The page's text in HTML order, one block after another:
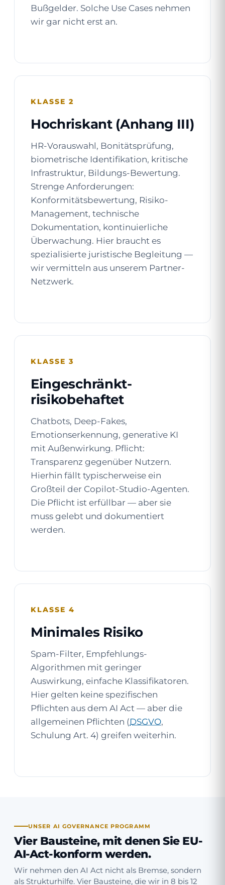
Bußgelder. Solche Use Cases nehmen
wir gar nicht erst an.
KLASSE 2
Hochriskant (Anhang III)
HR-Vorauswahl, Bonitätsprüfung,
biometrische Identifikation, kritische
Infrastruktur, Bildungs-Bewertung.
Strenge Anforderungen:
Konformitätsbewertung, Risiko-
Management, technische
Dokumentation, kontinuierliche
Überwachung. Hier braucht es
spezialisierte juristische Begleitung —
wir vermitteln aus unserem Partner-
Netzwerk.
KLASSE 3
Eingeschränkt-
risikobehaftet
Chatbots, Deep-Fakes,
Emotionserkennung, generative KI
mit Außenwirkung. Pflicht:
Transparenz gegenüber Nutzern.
Hierhin fällt typischerweise ein
Großteil der Copilot-Studio-Agenten.
Die Pflicht ist erfüllbar — aber sie
muss gelebt und dokumentiert
werden.
KLASSE 4
Minimales Risiko
Spam-Filter, Empfehlungs-
Algorithmen mit geringer
Auswirkung, einfache Klassifikatoren.
Hier gelten keine spezifischen
Pflichten aus dem AI Act — aber die
allgemeinen Pflichten (DSGVO,
Schulung Art. 4) greifen weiterhin.
UNSER AI GOVERNANCE PROGRAMM
Vier Bausteine, mit denen Sie EU-
AI-Act-konform werden.
Wir nehmen den AI Act nicht als Bremse, sondern
als Strukturhilfe. Vier Bausteine, die wir in 8 bis 12